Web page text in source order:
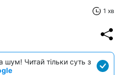
1 хв
шум! Читай тільки суть з